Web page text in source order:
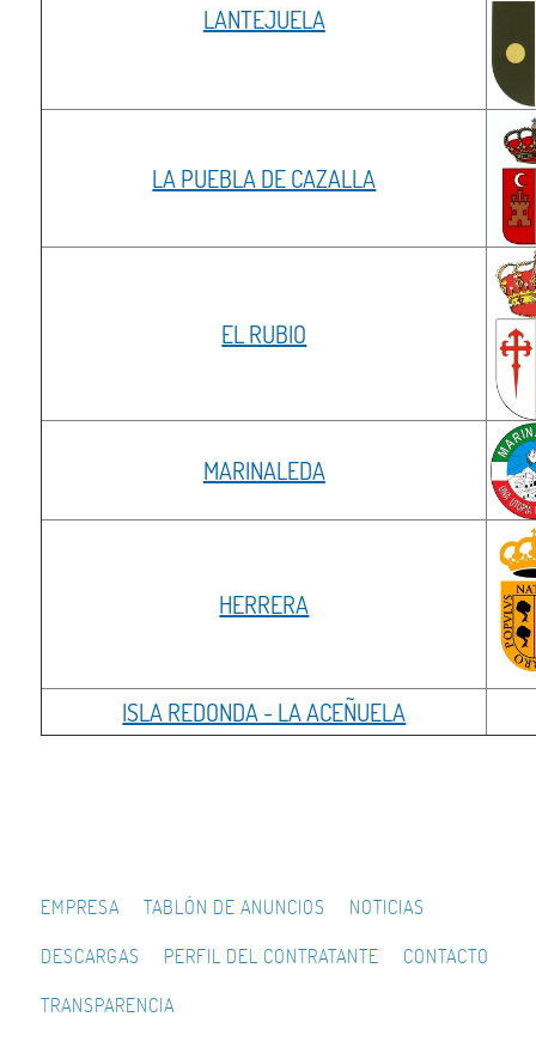
LANTEJUELA
LA PUEBLA DE CAZALLA
EL RUBIO
MARINALEDA
HERRERA
ISLA REDONDA - LA ACEÑUELA
EMPRESA TABLÓN DE ANUNCIOS NOTICIAS
DESCARGAS PERFIL DEL CONTRATANTE CONTACTO
TRANSPARENCIA